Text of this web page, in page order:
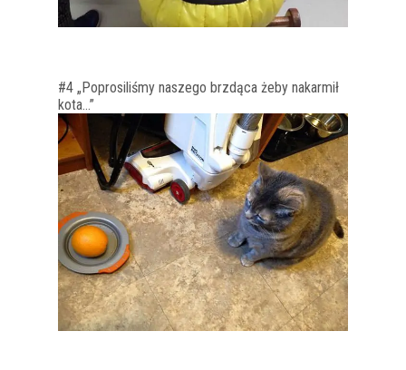
#4 „Poprosiliśmy naszego brzdąca żeby nakarmił
kota…”